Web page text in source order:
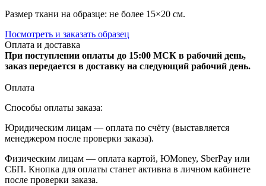
Размер ткани на образце: не более 15×20 см.
Посмотреть и заказать образец
Оплата и доставка
При поступлении оплаты до 15:00 МСК в рабочий день,
заказ передается в доставку на следующий рабочий день.
Оплата
Способы оплаты заказа:
Юридическим лицам — оплата по счёту (выставляется
менеджером после проверки заказа).
Физическим лицам — оплата картой, ЮMoney, SberPay или
СБП. Кнопка для оплаты станет активна в личном кабинете
после проверки заказа.